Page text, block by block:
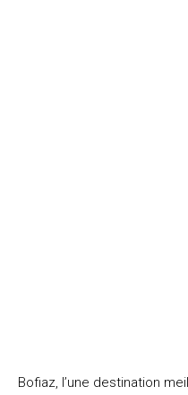
Bofiaz, l’une destination